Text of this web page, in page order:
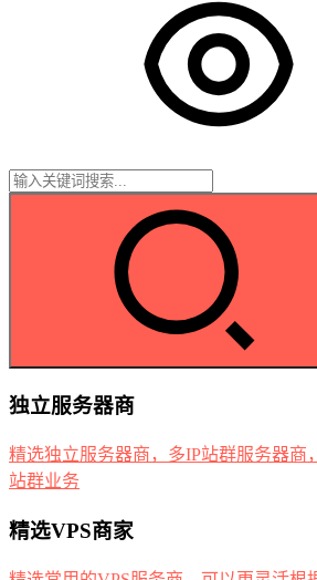
独立服务器商
精选独立服务器商，多IP站群服务器商
站群业务
精选VPS商家